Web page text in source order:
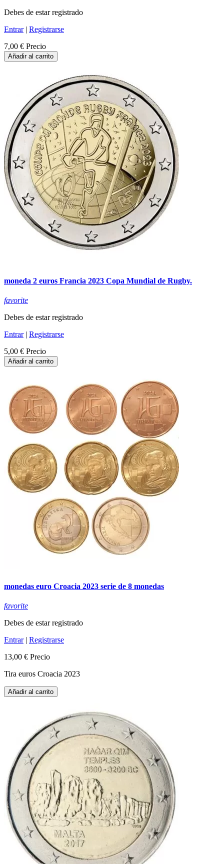
Debes de estar registrado
Entrar| Registrarse
7,00 € Precio
Añadir al carrito
moneda 2 euros Francia 2023 Copa Mundial de Rugby.
favorite
Debes de estar registrado
Entrar| Registrarse
5,00 € Precio
Añadir al carrito
monedas euro Croacia 2023 serie de 8 monedas
favorite
Debes de estar registrado
Entrar| Registrarse
13,00 € Precio
Tira euros Croacia 2023
Añadir al carrito